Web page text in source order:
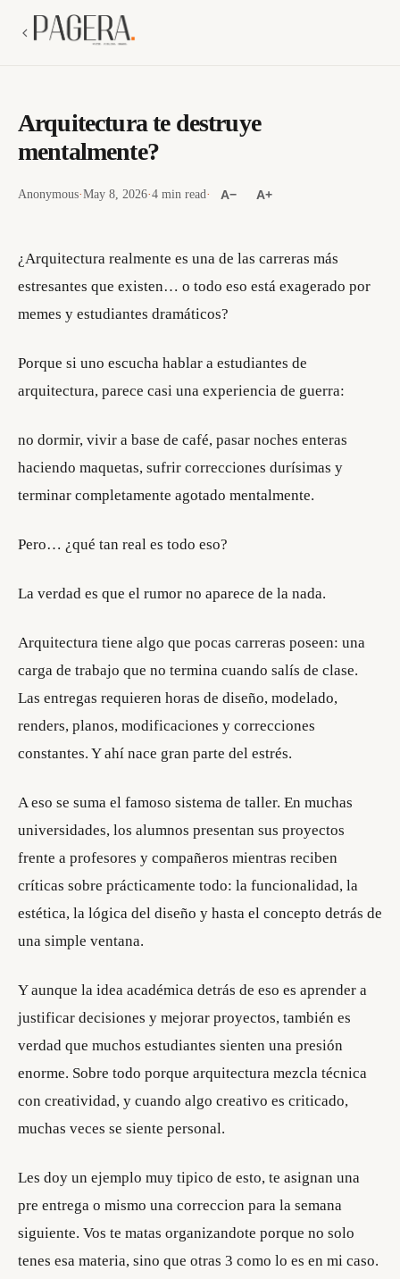
Arquitectura te destruye
mentalmente?
Anonymous·May 8, 2026·4 min read· A− A+
¿Arquitectura realmente es una de las carreras más
estresantes que existen… o todo eso está exagerado por
memes y estudiantes dramáticos?
Porque si uno escucha hablar a estudiantes de
arquitectura, parece casi una experiencia de guerra:
no dormir, vivir a base de café, pasar noches enteras
haciendo maquetas, sufrir correcciones durísimas y
terminar completamente agotado mentalmente.
Pero… ¿qué tan real es todo eso?
La verdad es que el rumor no aparece de la nada.
Arquitectura tiene algo que pocas carreras poseen: una
carga de trabajo que no termina cuando salís de clase.
Las entregas requieren horas de diseño, modelado,
renders, planos, modificaciones y correcciones
constantes. Y ahí nace gran parte del estrés.
A eso se suma el famoso sistema de taller. En muchas
universidades, los alumnos presentan sus proyectos
frente a profesores y compañeros mientras reciben
críticas sobre prácticamente todo: la funcionalidad, la
estética, la lógica del diseño y hasta el concepto detrás de
una simple ventana.
Y aunque la idea académica detrás de eso es aprender a
justificar decisiones y mejorar proyectos, también es
verdad que muchos estudiantes sienten una presión
enorme. Sobre todo porque arquitectura mezcla técnica
con creatividad, y cuando algo creativo es criticado,
muchas veces se siente personal.
Les doy un ejemplo muy tipico de esto, te asignan una
pre entrega o mismo una correccion para la semana
siguiente. Vos te matas organizandote porque no solo
tenes esa materia, sino que otras 3 como lo es en mi caso.